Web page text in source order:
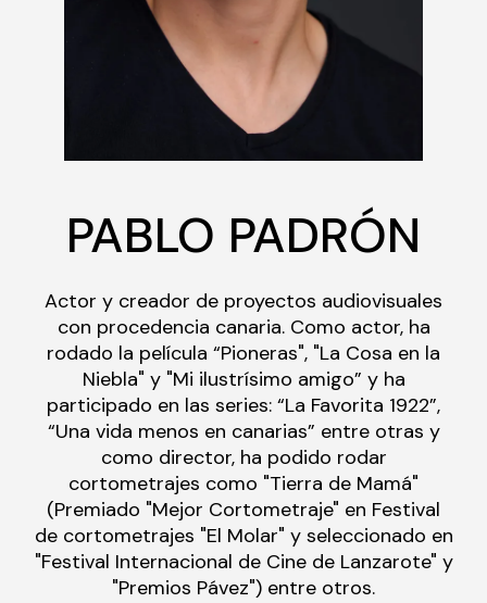
PABLO PADRÓN
Actor y creador de proyectos audiovisuales
con procedencia canaria. Como actor, ha
rodado la película “Pioneras", "La Cosa en la
Niebla" y "Mi ilustrísimo amigo” y ha
participado en las series: “La Favorita 1922”,
“Una vida menos en canarias” entre otras y
como director, ha podido rodar
cortometrajes como "Tierra de Mamá"
(Premiado "Mejor Cortometraje" en Festival
de cortometrajes "El Molar" y seleccionado en
"Festival Internacional de Cine de Lanzarote" y
"Premios Pávez") entre otros.